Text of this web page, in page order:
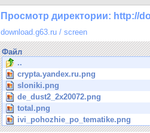
Просмотр директории: http://
download.g63.ru / screen
Файл
..
crypta.yandex.ru.png
sloniki.png
de_dust2_2x20072.png
total.png
ivi_pohozhie_po_tematike.png